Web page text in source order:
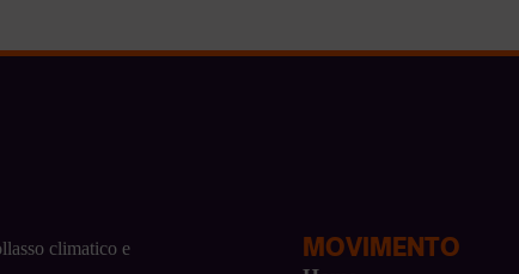
climatico e
MOVIMENTO